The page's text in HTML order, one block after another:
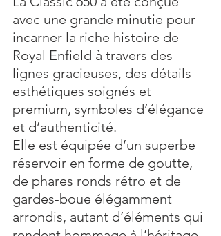
avec une grande minutie pour
incarner la riche histoire de
Royal Enfield à travers des
lignes gracieuses, des détails
esthétiques soignés et
premium, symboles d’élégance
et d’authenticité.
Elle est équipée d’un superbe
réservoir en forme de goutte,
de phares ronds rétro et de
gardes-boue élégamment
arrondis, autant d’éléments qui